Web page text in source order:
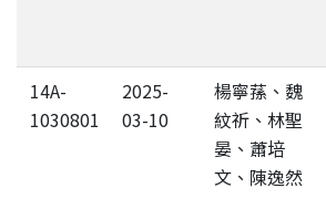
14A-
1030801
2025-
03-10
楊寧蓀、魏
紋祈、林聖
晏、蕭培
文、陳逸然